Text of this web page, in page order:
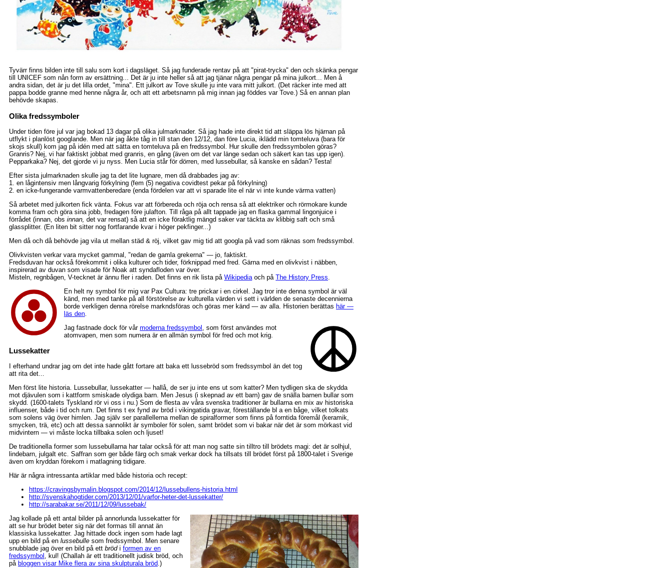
Tyvärr finns bilden inte till salu som kort i dagsläget. Så jag funderade rentav på att "pirat-trycka" den och skänka pengar
till UNICEF som nån form av ersättning... Det är ju inte heller så att jag tjänar några pengar på mina julkort... Men å
andra sidan, det är ju det lilla ordet, "mina". Ett julkort av Tove skulle ju inte vara mitt julkort. (Det räcker inte med att
pappa bodde granne med henne några år, och att ett arbetsnamn på mig innan jag föddes var Tove.) Så en annan plan
behövde skapas.
Olika fredssymboler
Under tiden före jul var jag bokad 13 dagar på olika julmarknader. Så jag hade inte direkt tid att släppa lös hjärnan på
utflykt i planlöst googlande. Men när jag åkte tåg in till stan den 12/12, dan före Lucia, iklädd min tomteluva (bara för
skojs skull) kom jag på idén med att sätta en tomteluva på en fredssymbol. Hur skulle den fredssymbolen göras?
Granris? Nej, vi har faktiskt jobbat med granris, en gång (även om det var länge sedan och säkert kan tas upp igen).
Pepparkaka? Nej, det gjorde vi ju nyss. Men Lucia står för dörren, med lussebullar, så kanske en sådan? Testa!
Efter sista julmarknaden skulle jag ta det lite lugnare, men då drabbades jag av:
1. en lågintensiv men långvarig förkylning (fem (5) negativa covidtest pekar på förkylning)
2. en icke-fungerande varmvattenberedare (enda fördelen var att vi sparade lite el när vi inte kunde värma vatten)
Så arbetet med julkorten fick vänta. Fokus var att förbereda och röja och rensa så att elektriker och rörmokare kunde
komma fram och göra sina jobb, fredagen före julafton. Till råga på allt tappade jag en flaska gammal lingonjuice i
förrådet (innan, obs innan, det var rensat) så att en icke föraktlig mängd saker var täckta av klibbig saft och små
glassplitter. (En liten bit sitter nog fortfarande kvar i höger pekfinger...)
Men då och då behövde jag vila ut mellan städ & röj, vilket gav mig tid att googla på vad som räknas som fredssymbol.
Olivkvisten verkar vara mycket gammal, "redan de gamla grekerna" — jo, faktiskt.
Fredsduvan har också förekommit i olika kulturer och tider, förknippad med fred. Gärna med en olivkvist i näbben,
inspirerad av duvan som visade för Noak att syndafloden var över.
Misteln, regnbågen, V-tecknet är ännu fler i raden. Det finns en rik lista på Wikipedia och på The History Press
En helt ny symbol för mig var Pax Cultura: tre prickar i en cirkel. Jag tror inte denna symbol är väl
känd, men med tanke på all förstörelse av kulturella värden vi sett i världen de senaste decennierna
borde verkligen denna rörelse markndsföras och göras mer känd — av alla. Historien berättas här —
läs den
Jag fastnade dock för vår moderna fredssymbol , som först användes mot
atomvapen, men som numera är en allmän symbol för fred och mot krig.
Lussekatter
I efterhand undrar jag om det inte hade gått fortare att baka ett lussebröd som fredssymbol än det tog
att rita det...
Men först lite historia. Lussebullar, lussekatter — hallå, de ser ju inte ens ut som katter? Men tydligen ska de skydda
mot djävulen som i kattform smiskade olydiga barn. Men Jesus (i skepnad av ett barn) gav de snälla barnen bullar som
skydd. (1600-talets Tyskland rör vi oss i nu.) Som de flesta av våra svenska traditioner är bullarna en mix av historiska
influenser, både i tid och rum. Det finns t ex fynd av bröd i vikingatida gravar, föreställande bl a en båge, vilket tolkats
som solens väg över himlen. Jag själv ser parallellerna mellan de spiralformer som finns på forntida föremål (keramik,
smycken, trä, etc) och att dessa sannolikt är symboler för solen, samt brödet som vi bakar när det är som mörkast vid
midvintern — vi måste locka tillbaka solen och ljuset!
De traditionella former som lussebullarna har talar också för att man nog satte sin tilltro till brödets magi: det är solhjul,
lindebarn, julgalt etc. Saffran som ger både färg och smak verkar dock ha tillsats till brödet först på 1800-talet i Sverige
även om kryddan förekom i matlagning tidigare.
Här är några intressanta artiklar med både historia och recept:
https://cravingsbymalin.blogspot.com/2014/12/lussebullens-historia.html
http://svenskahogtider.com/2013/12/01/varfor-heter-det-lussekatter/
http://sarabakar.se/2011/12/09/lussebak/
Jag kollade på ett antal bilder på annorlunda lussekatter för
att se hur brödet beter sig när det formas till annat än
klassiska lussekatter. Jag hittade dock ingen som hade lagt
upp en bild på en lussebulle som fredssymbol. Men senare
snubblade jag över en bild på ett brödi formen av en
fredssymbol , kul! (Challah är ett traditionellt judisk bröd, och
på bloggen visar Mike flera av sina skulpturala bröd.)